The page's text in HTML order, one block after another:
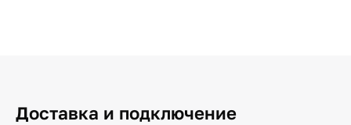
Доставка и подключение